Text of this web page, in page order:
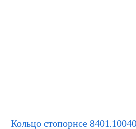
Кольцо стопорное